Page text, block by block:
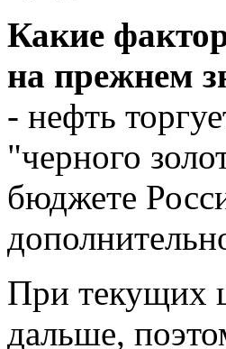
Какие
на прежнем
- нефть
"черного
бюджете
При текущих
дальше,